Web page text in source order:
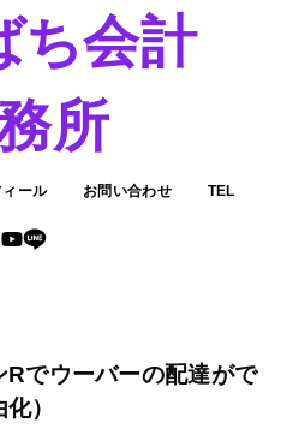
ち会計
所
ィール お問い合わせ TEL
でウーバーの配達がで
）